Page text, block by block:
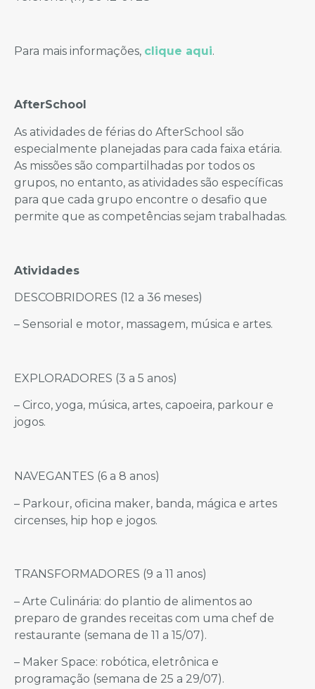
Para mais informações, clique aqui.
AfterSchool
As atividades de férias do AfterSchool são
especialmente planejadas para cada faixa etária.
As missões são compartilhadas por todos os
grupos, no entanto, as atividades são específicas
para que cada grupo encontre o desafio que
permite que as competências sejam trabalhadas.
Atividades
DESCOBRIDORES (12 a 36 meses)
– Sensorial e motor, massagem, música e artes.
EXPLORADORES (3 a 5 anos)
– Circo, yoga, música, artes, capoeira, parkour e
jogos.
NAVEGANTES (6 a 8 anos)
– Parkour, oficina maker, banda, mágica e artes
circenses, hip hop e jogos.
TRANSFORMADORES (9 a 11 anos)
– Arte Culinária: do plantio de alimentos ao
preparo de grandes receitas com uma chef de
restaurante (semana de 11 a 15/07).
– Maker Space: robótica, eletrônica e
programação (semana de 25 a 29/07).